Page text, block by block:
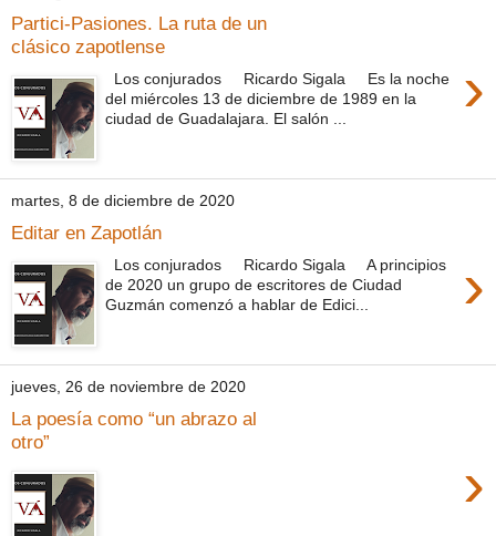
Partici-Pasiones. La ruta de un
clásico zapotlense
›
Los conjurados Ricardo Sigala Es la noche
del miércoles 13 de diciembre de 1989 en la
ciudad de Guadalajara. El salón ...
martes, 8 de diciembre de 2020
Editar en Zapotlán
›
Los conjurados Ricardo Sigala A principios
de 2020 un grupo de escritores de Ciudad
Guzmán comenzó a hablar de Edici...
jueves, 26 de noviembre de 2020
La poesía como “un abrazo al
otro”
›